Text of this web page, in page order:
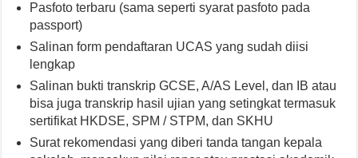
Pasfoto terbaru (sama seperti syarat pasfoto pada
passport)
Salinan form pendaftaran UCAS yang sudah diisi
lengkap
Salinan bukti transkrip GCSE, A/AS Level, dan IB atau
bisa juga transkrip hasil ujian yang setingkat termasuk
sertifikat HKDSE, SPM / STPM, dan SKHU
Surat rekomendasi yang diberi tanda tangan kepala